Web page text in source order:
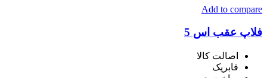
Add to compare
فلاپ عقب اس 5
اصالت کالا
فابریک